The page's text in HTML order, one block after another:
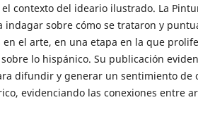
contexto del ideario ilustrado. La
indagar sobre cómo se trataron y
en el arte, en una etapa en la que
lo hispánico. Su publicación
difundir y generar un sentimiento de
evidenciando las conexiones entre